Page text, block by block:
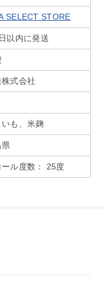
SELECT STORE
以内に発送
式会社
いも、米麹
ール度数： 25度